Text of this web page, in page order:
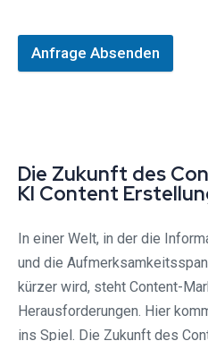
Anfrage Absenden
Die Zukunft des
KI Content
In einer Welt, in der die
und die
kürzer wird, steht Content-
Herausforderungen. Hier
ins Spiel. Die Zukunft des